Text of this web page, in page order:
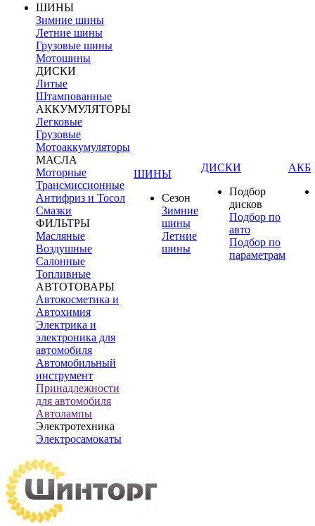
ШИНЫ
Зимние шины
Летние шины
Грузовые шины
Мотошины
ДИСКИ
Литые
Штампованные
АККУМУЛЯТОРЫ
Легковые
Грузовые
Мотоаккумуляторы
МАСЛА
Моторные
Трансмиссионные
Антифриз и Тосол
Смазки
ФИЛЬТРЫ
Масляные
Воздушные
Салонные
Топливные
АВТОТОВАРЫ
Автокосметика и
Автохимия
Электрика и
электроника для
автомобиля
Автомобильный
инструмент
Принадлежности
для автомобиля
Автолампы
Электротехника
Электросамокаты
ШИНЫ
Сезон
Зимние
шины
Летние
шины
ДИСКИ
Подбор
дисков
Подбор по
авто
Подбор по
параметрам
АКБ